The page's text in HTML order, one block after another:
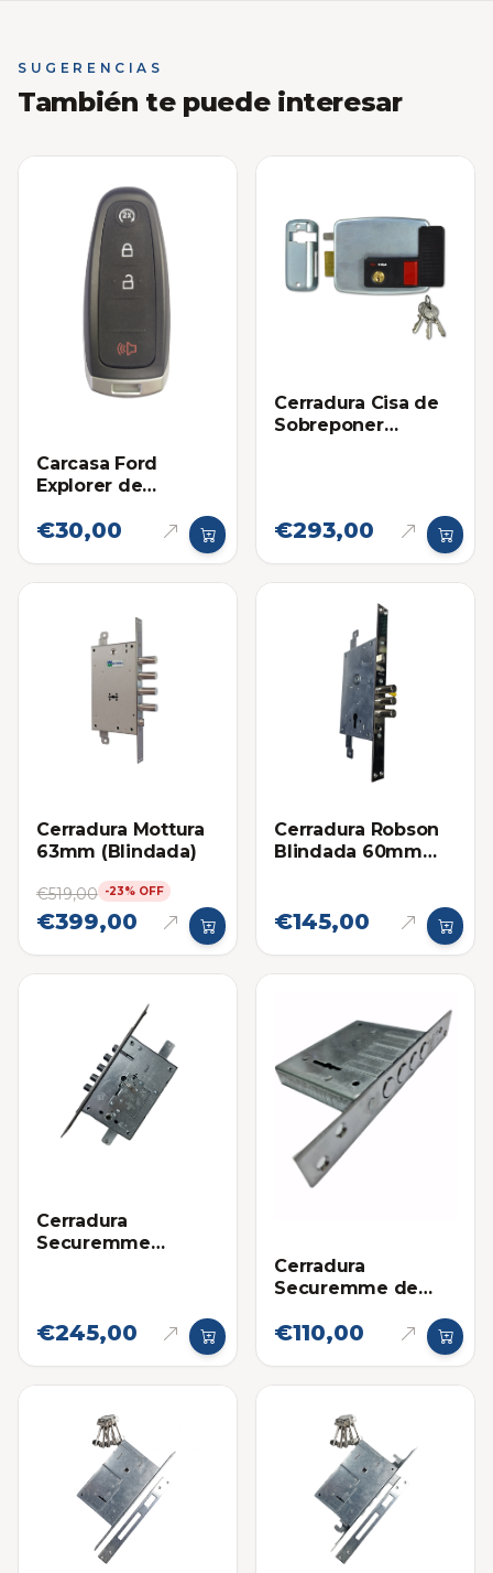
SUGERENCIAS
También te puede interesar
Carcasa Ford
Explorer de
2015
€30,00
Cerradura Cisa de
Sobreponer
€293,00
Cerradura Mottura
63mm (Blindada)
€519,00 -23% OFF
€399,00
Cerradura Robson
Blindada 60mm
€145,00
Cerradura
Securemme
€245,00
Cerradura
Securemme de
€110,00